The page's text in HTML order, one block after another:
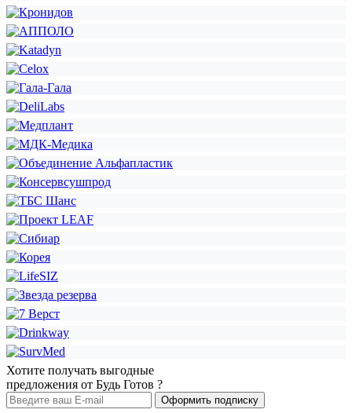
Хотите получать выгодные
предложения от Будь Готов ?
Оформить подписку